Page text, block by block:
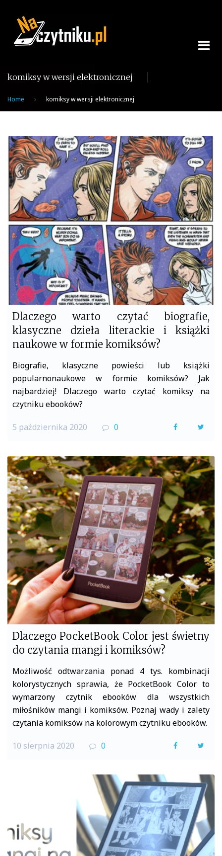
content
komiksy w wersji elektronicznej
Home komiksy w wersji elektronicznej
Tag:
komiksy
w
wersji
elektronicznej
Dlaczego warto czytać biografie,
klasyczne dzieła literackie i książki
naukowe w formie komiksów?
Biografie, klasyczne powieści lub książki
popularnonaukowe w formie komiksów? Jak
najbardziej! Dlaczego warto czytać komiksy na
czytniku ebooków?
5 października 2020 0
F
c
e
b
o
o
k
i
t
e
r
Dlaczego PocketBook Color jest świetny
do czytania mangi i komiksów?
Możliwość odtwarzania ponad 4 tys. kombinacji
kolorystycznych sprawia, że PocketBook Color to
wymarzony czytnik ebooków dla wszystkich
miłośników mangi i komiksów. Poznaj wady i zalety
czytania komiksów na kolorowym czytniku ebooków.
10 sierpnia 2020 0
F
c
e
b
o
o
t
t
e
r